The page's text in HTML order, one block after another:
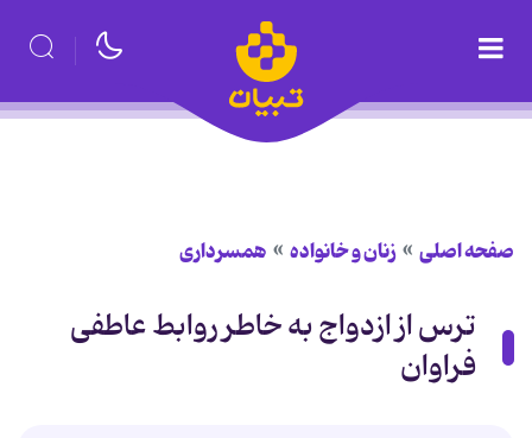
صفحه اصلی زنان و خانواده همسرداری
ترس از ازدواج به خاطر روابط عاطفی
فراوان